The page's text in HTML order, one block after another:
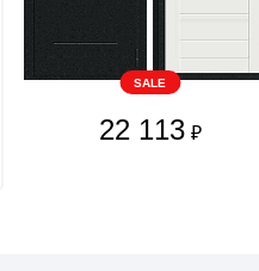
SALE
22 113 ₽